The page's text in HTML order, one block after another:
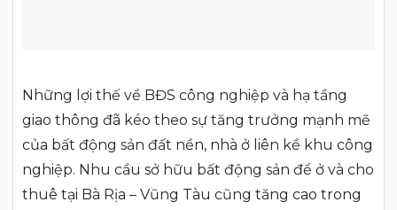
Những lợi thế về BĐS công nghiệp và hạ tầng
giao thông đã kéo theo sự tăng trưởng mạnh mẽ
của bất động sản đất nền, nhà ở liên kề khu công
nghiệp. Nhu cầu sở hữu bất động sản để ở và cho
thuê tại Bà Rịa – Vũng Tàu cũng tăng cao trong